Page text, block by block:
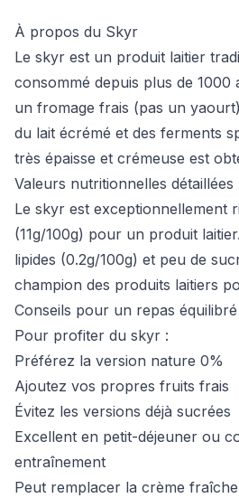
À propos du Skyr
Le skyr est un produit laitier
consommé depuis plus de 1000
un fromage frais (pas un
du lait écrémé et des ferments
très épaisse et crémeuse est
Valeurs nutritionnelles détaillées
Le skyr est exceptionnellement
(11g/100g) pour un produit
lipides (0.2g/100g) et peu de
champion des produits laitiers
Conseils pour un repas équilibré
Pour profiter du skyr :
Préférez la version nature 0%
Ajoutez vos propres fruits frais
Évitez les versions déjà sucrées
Excellent en petit-déjeuner ou
entraînement
Peut remplacer la crème